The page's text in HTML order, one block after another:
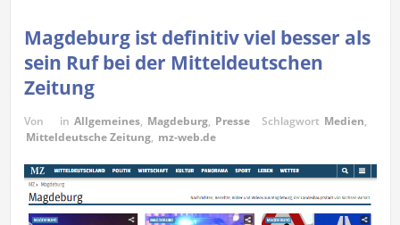
Magdeburg ist definitiv viel besser als
sein Ruf bei der Mitteldeutschen
Zeitung
Von in Allgemeines, Magdeburg, Presse Schlagwort Medien,
Mitteldeutsche Zeitung, mz-web.de